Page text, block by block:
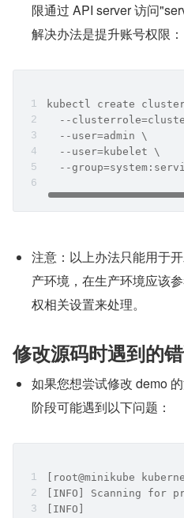
限通过 API server 访问
解决办法是提升账号权限：
kubectl create
--
  --user=admin \
  --user=kubelet \
--
注意：以上办法只能用于
产环境，在生产环境应该
权相关设置来处理。
修改源码时遇到的
如果您想尝试修改 demo
阶段可能遇到以下问题：
[root@minikube
[INFO] Scanning for
[INFO]